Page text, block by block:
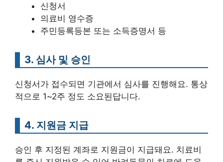
신청서
의료비 영수증
주민등록등본 또는 소득증명서 등
3. 심사 및 승인
신청서가 접수되면 기관에서 심사를 진행해요. 통상
적으로 1~2주 정도 소요된답니다.
4. 지원금 지급
승인 후 지정된 계좌로 지원금이 지급돼요. 치료비